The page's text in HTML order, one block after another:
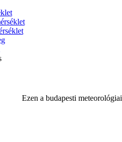
Ezen a budapesti